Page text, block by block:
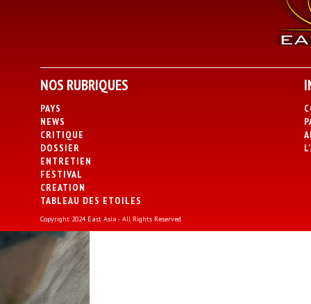
NOS RUBRIQUES
PAYS
NEWS
CRITIQUE
DOSSIER
ENTRETIEN
FESTIVAL
CREATION
TABLEAU DES ETOILES
Copyright 2024 East Asia - All Rights Reserved